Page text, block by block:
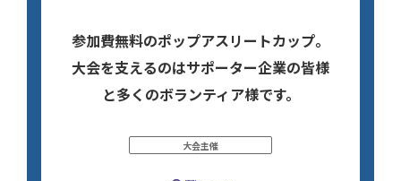
参加費無料のポップアスリートカップ。
大会を支えるのはサポーター企業の皆様
と多くのボランティア様です。
大会主催